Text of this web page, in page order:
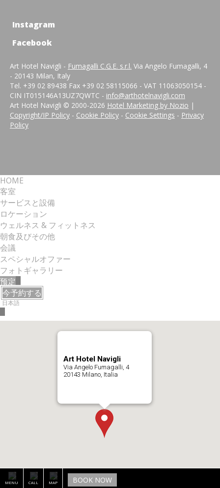
Instagram
Facebook
Art Hotel Navigli - Fumagalli C.G.E. s.r.l. Via Angelo Fumagalli, 4
- 20143 Milan, Italy
Tel. +39 02 89438 Fax +39 02 58115066 - VAT 11063050154 -
CIN IT015146A13UZ7QWTC - info@arthotelnavigli.com
Art Hotel Navigli © 2000-2026 Hotel Marketing by Nozio |
Copyright/IP Policy - Cookie Policy - Cookie Settings - Privacy
Policy
MENU CALL MAP BOOK NOW
HOME
客室
サービスと設備
ロケーション
ウェルネス & フィットネス
朝食及びその他
会議
スペシャルオファー
フォトギャラリー
预定
今予約する
日本語